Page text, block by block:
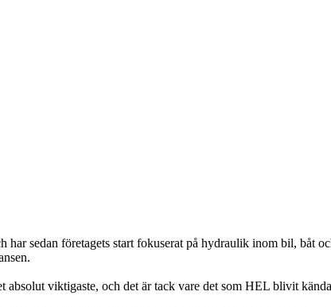
har sedan företagets start fokuserat på hydraulik inom bil,
absolut viktigaste, och det är tack vare det som HEL blivit